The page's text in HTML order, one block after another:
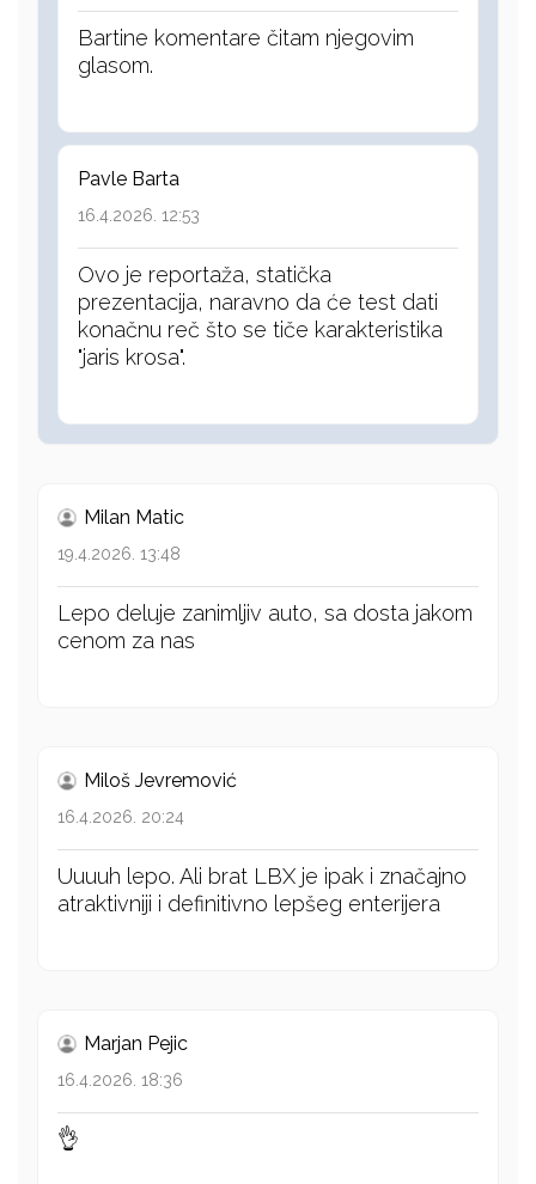
Bartine komentare čitam njegovim
glasom.
Pavle Barta
16.4.2026. 12:53
Ovo je reportaža, statička
prezentacija, naravno da će test dati
konačnu reč što se tiče karakteristika
"jaris krosa".
Milan Matic
19.4.2026. 13:48
Lepo deluje zanimljiv auto, sa dosta jakom
cenom za nas
Miloš Jevremović
16.4.2026. 20:24
Uuuuh lepo. Ali brat LBX je ipak i značajno
atraktivniji i definitivno lepšeg enterijera
Marjan Pejic
16.4.2026. 18:36
👌